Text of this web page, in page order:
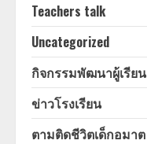
Teachers talk
Uncategorized
กิจกรรมพัฒนาผู้เรียน
ข่าวโรงเรียน
ตามติดชีวิตเด็กอมาต